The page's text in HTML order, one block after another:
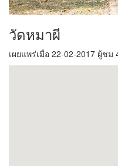
วัดหมาผี
เผยแพร่เมื่อ 22-02-2017 ผู้ชม